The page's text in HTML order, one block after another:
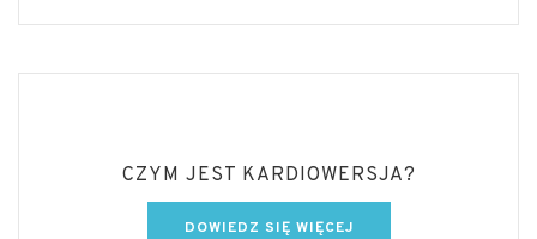
CZYM JEST KARDIOWERSJA?
DOWIEDZ SIĘ WIĘCEJ